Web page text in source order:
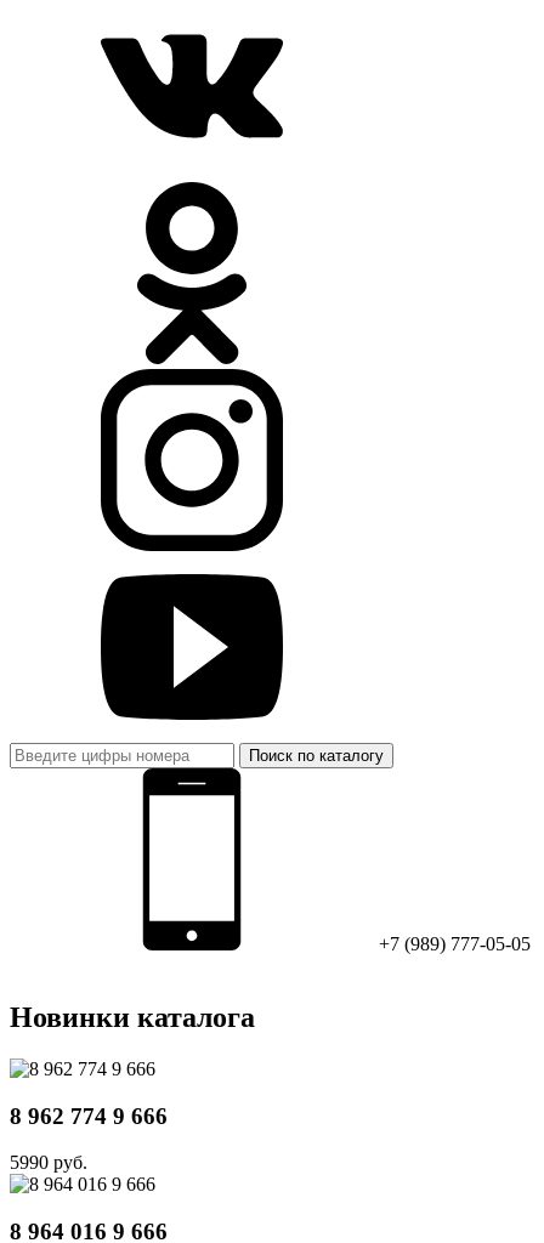
Поиск по каталогу
+7 (989) 777-05-05
Новинки каталога
8 962 774 9 666
5990 руб.
8 964 016 9 666